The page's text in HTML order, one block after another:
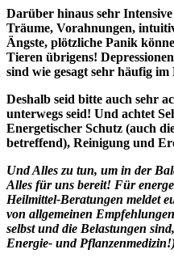
Darüber hinaus sehr
Träume, Vorahnungen,
Ängste, plötzliche Panik
Tieren übrigens!
sind wie gesagt sehr häufig im
Deshalb seid bitte auch sehr
unterwegs seid! Und achtet
Energetischer Schutz (auch
betreffend), Reinigung und
Und Alles zu tun, um in der
Alles für uns bereit! Für
Heilmittel-Beratungen meldet
von allgemeinen
selbst und die Belastungen
Energie- und